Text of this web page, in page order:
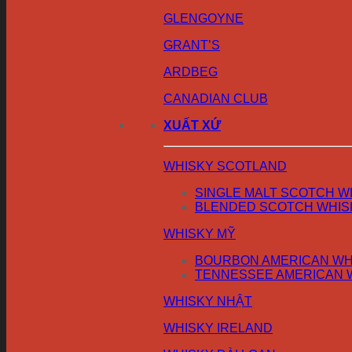
GLENGOYNE
GRANT’S
ARDBEG
CANADIAN CLUB
XUẤT XỨ
WHISKY SCOTLAND
SINGLE MALT SCOTCH
BLENDED SCOTCH
WHISKY MỸ
BOURBON AMERICAN
TENNESSEE AMERICAN
WHISKY NHẬT
WHISKY IRELAND